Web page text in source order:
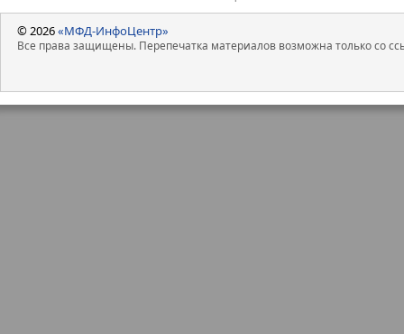
© 2026«МФД-ИнфоЦентр»
Все права защищены. Перепечатка материалов возможна только со